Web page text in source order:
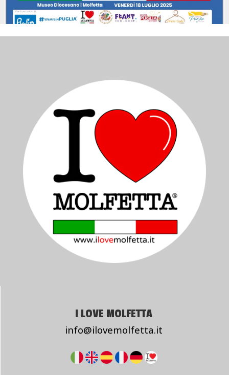
I LOVE MOLFETTA
info@ilovemolfetta.it